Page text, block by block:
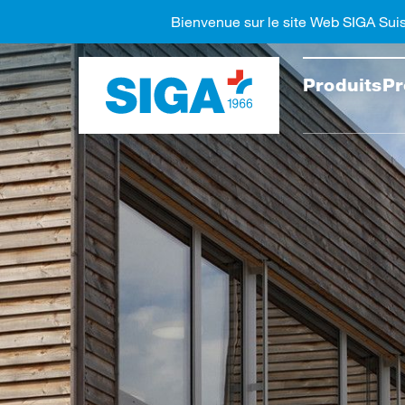
Produits
Bienvenue sur le site Web SIGA